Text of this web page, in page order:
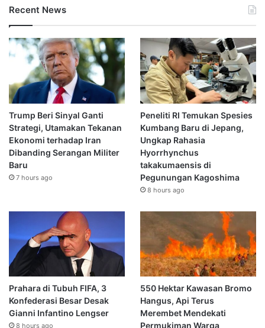
Recent News
Trump Beri Sinyal Ganti
Strategi, Utamakan Tekanan
Ekonomi terhadap Iran
Dibanding Serangan Militer
Baru
7 hours ago
Peneliti RI Temukan Spesies
Kumbang Baru di Jepang,
Ungkap Rahasia
Hyorrhynchus
takakumaensis di
Pegunungan Kagoshima
8 hours ago
Prahara di Tubuh FIFA, 3
Konfederasi Besar Desak
Gianni Infantino Lengser
8 hours ago
550 Hektar Kawasan Bromo
Hangus, Api Terus
Merembet Mendekati
Permukiman Warga